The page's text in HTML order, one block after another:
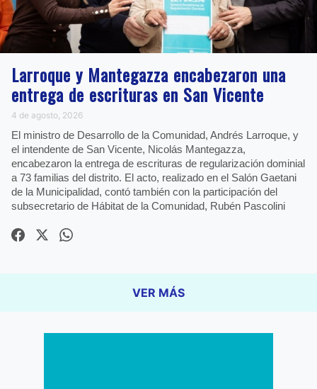
Larroque y Mantegazza encabezaron una
entrega de escrituras en San Vicente
4 de agosto, 2026
El ministro de Desarrollo de la Comunidad, Andrés Larroque, y
el intendente de San Vicente, Nicolás Mantegazza,
encabezaron la entrega de escrituras de regularización dominial
a 73 familias del distrito. El acto, realizado en el Salón Gaetani
de la Municipalidad, contó también con la participación del
subsecretario de Hábitat de la Comunidad, Rubén Pascolini
VER MÁS